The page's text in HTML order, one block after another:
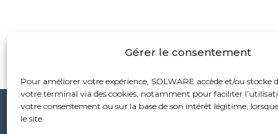
Gérer le consentement
Pour améliorer votre expérience, SOLWARE accède et/ou stocke
votre terminal via des cookies, notamment pour faciliter
votre consentement ou sur la base de son intérêt légitime,
le site.